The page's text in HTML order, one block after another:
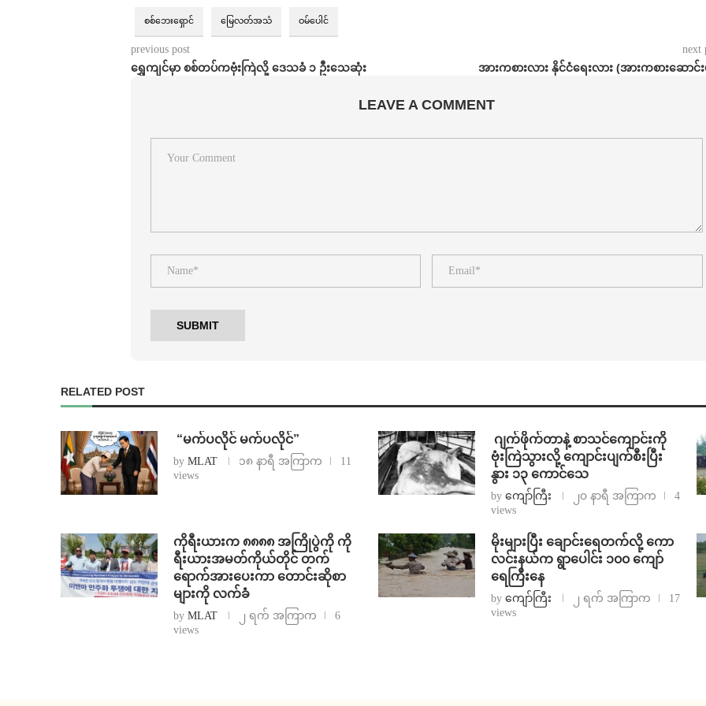
စစ်ဘေးရှောင် မြေလတ်အသံ ဝမ်ပေါင်
previous post
ရွှေကျင်မှာ စစ်တပ်ကဗုံးကြဲလို့ ဒေသခံ ၁ ဦးသေဆုံး
next
အားကစားလား နိုင်ငံရေးလား (အားကစားဆောင်း
LEAVE A COMMENT
RELATED POST
⁨ ⁨“မက်ပလိုင် မက်ပလိုင်”
by MLAT ၁၈ နာရီ အကြာက
11
views
⁨⁩ ⁨ဂျက်ဖိုက်တာနဲ့ စာသင်ကျောင်းကို
ဗုံးကြဲသွားလို့ ကျောင်းပျက်စီးပြီး
နွား ၁၃ ကောင်သေ
by ကျော်ကြီး ၂၀ နာရီ အကြာက
4
views
ကိုရီးယားက ၈၈၈၈ အကြိုပွဲကို ကို
ရီးယားအမတ်ကိုယ်တိုင် တက်
ရောက်အားပေးကာ တောင်းဆိုစာ
များကို လက်ခံ
by MLAT ၂ ရက် အကြာက
6
views
⁨မိုးများပြီး ချောင်းရေတက်လို့ ကော
လင်းနယ်က ရွာပေါင်း ၁၀၀ ကျော်
ရေကြီးနေ
by ကျော်ကြီး ၂ ရက် အကြာက
17
views